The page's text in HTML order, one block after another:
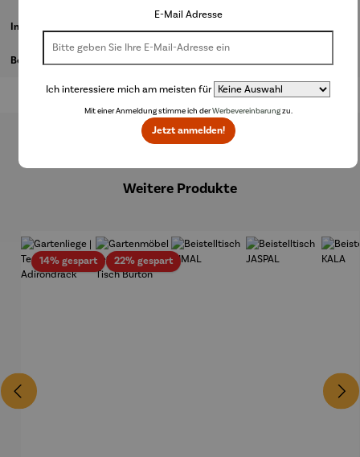
Informationen zum Hersteller
Bewertungen
Weitere Produkte
14% gespartRabatt22% gespartRabatt
E-Mail Adresse
Ich interessiere mich am meisten für
Mit einer Anmeldung stimme ich derWerbevereinbarungzu.
Jetzt anmelden!